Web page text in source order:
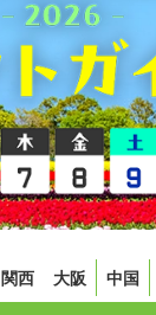
関西 大阪 中国